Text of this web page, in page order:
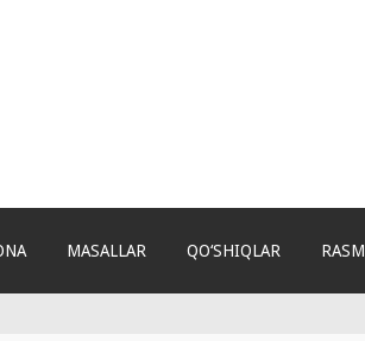
MASALLAR QO‘SHIQLAR RASM